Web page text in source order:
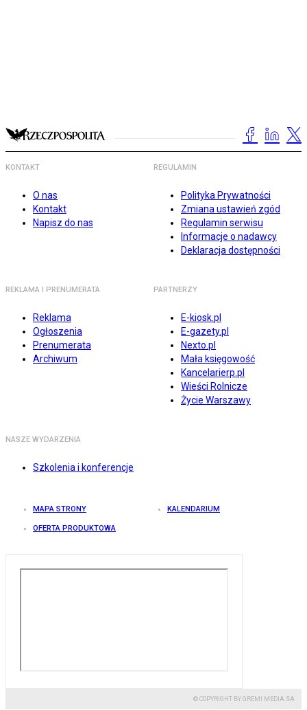
KONTAKT
O nas
Kontakt
Napisz do nas
REGULAMIN
Polityka Prywatności
Zmiana ustawień zgód
Regulamin serwisu
Informacje o nadawcy
Deklaracja dostępności
REKLAMA I PRENUMERATA
Reklama
Ogłoszenia
Prenumerata
Archiwum
PARTNERZY
E-kiosk.pl
E-gazety.pl
Nexto.pl
Mała księgowość
Kancelarierp.pl
Wieści Rolnicze
Życie Warszawy
NASZE WYDARZENIA
Szkolenia i konferencje
MAPA STRONY KALENDARIUM
OFERTA PRODUKTOWA
© COPYRIGHT BY GREMI MEDIA SA